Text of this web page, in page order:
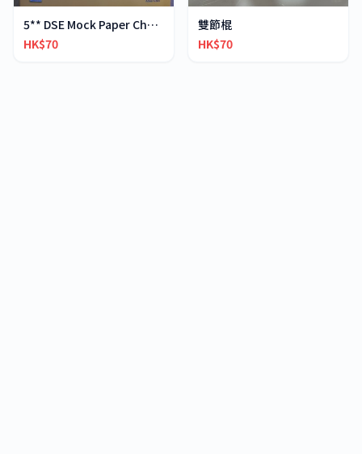
5** DSE Mock Paper Chemistry
HK$70
雙節棍
HK$70